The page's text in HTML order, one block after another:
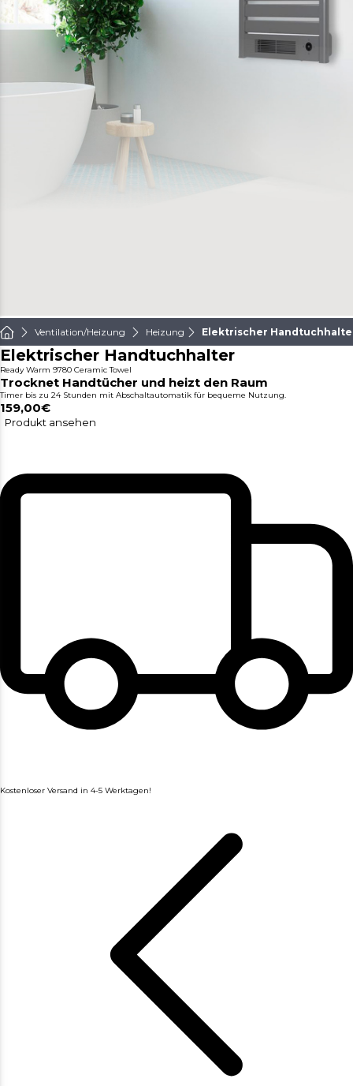
Ventilation/Heizung Heizung Elektrischer
Elektrischer Handtuchhalter
Ready Warm 9780 Ceramic Towel
Trocknet Handtücher und heizt den Raum
Timer bis zu 24 Stunden mit Abschaltautomatik für bequeme Nutzung.
159,00€
Produkt ansehen
Kostenloser Versand in 4-5 Werktagen!